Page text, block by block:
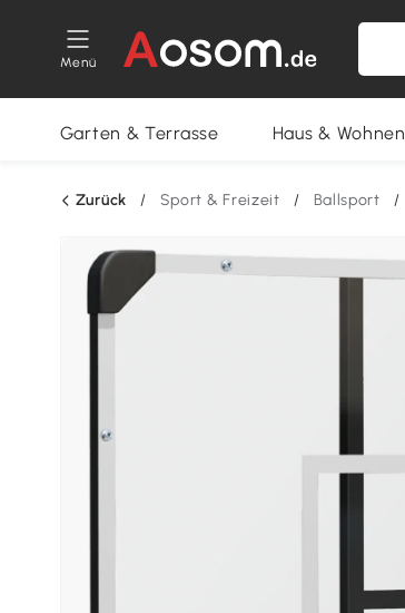
Menü
Garten & Terrasse Haus & Wohnen
Zurück / Sport & Freizeit / Ballsport /